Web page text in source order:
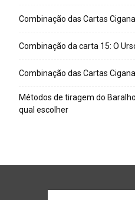
Combinação das Cartas
Combinação da carta 15: O
Combinação das Cartas
Métodos de tiragem do
qual escolher